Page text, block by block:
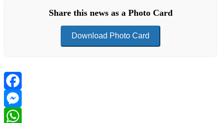
Share this news as a Photo Card
Download Photo Card
Facebook
Messenger